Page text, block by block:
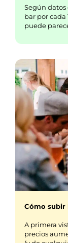
Según datos
bar por cada
puede
Cómo subir
A primera
precios